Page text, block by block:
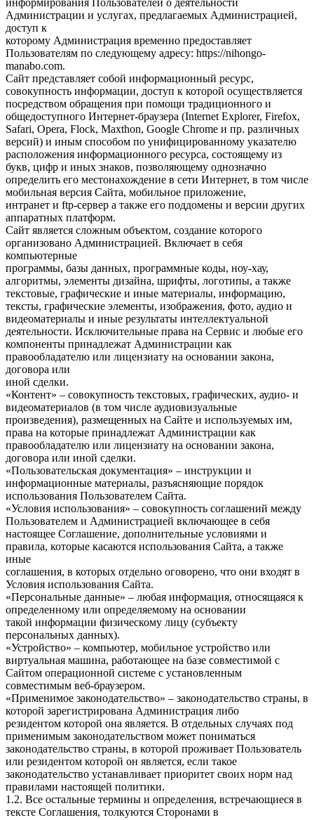
информирования Пользователей о деятельности
Администрации и услугах, предлагаемых Администрацией,
доступ к
которому Администрация временно предоставляет
Пользователям по следующему адресу: https://nihongo-
manabo.com.
Сайт представляет собой информационный ресурс,
совокупность информации, доступ к которой осуществляется
посредством обращения при помощи традиционного и
общедоступного Интернет-браузера (Internet Explorer, Firefox,
Safari, Opera, Flock, Maxthon, Google Chrome и пр. различных
версий) и иным способом по унифицированному указателю
расположения информационного ресурса, состоящему из
букв, цифр и иных знаков, позволяющему однозначно
определить его местонахождение в сети Интернет, в том числе
мобильная версия Сайта, мобильное приложение,
интранет и ftp-сервер а также его поддомены и версии других
аппаратных платформ.
Сайт является сложным объектом, создание которого
организовано Администрацией. Включает в себя
компьютерные
программы, базы данных, программные коды, ноу-хау,
алгоритмы, элементы дизайна, шрифты, логотипы, а также
текстовые, графические и иные материалы, информацию,
тексты, графические элементы, изображения, фото, аудио и
видеоматериалы и иные результаты интеллектуальной
деятельности. Исключительные права на Сервис и любые его
компоненты принадлежат Администрации как
правообладателю или лицензиату на основании закона,
договора или
иной сделки.
«Контент» – совокупность текстовых, графических, аудио- и
видеоматериалов (в том числе аудиовизуальные
произведения), размещенных на Сайте и используемых им,
права на которые принадлежат Администрации как
правообладателю или лицензиату на основании закона,
договора или иной сделки.
«Пользовательская документация» – инструкции и
информационные материалы, разъясняющие порядок
использования Пользователем Сайта.
«Условия использования» – совокупность соглашений между
Пользователем и Администрацией включающее в себя
настоящее Соглашение, дополнительные условиями и
правила, которые касаются использования Сайта, а также
иные
соглашения, в которых отдельно оговорено, что они входят в
Условия использования Сайта.
«Персональные данные» – любая информация, относящаяся к
определенному или определяемому на основании
такой информации физическому лицу (субъекту
персональных данных).
«Устройство» – компьютер, мобильное устройство или
виртуальная машина, работающее на базе совместимой с
Сайтом операционной системе с установленным
совместимым веб-браузером.
«Применимое законодательство» – законодательство страны, в
которой зарегистрирована Администрация либо
резидентом которой она является. В отдельных случаях под
применимым законодательством может пониматься
законодательство страны, в которой проживает Пользователь
или резидентом которой он является, если такое
законодательство устанавливает приоритет своих норм над
правилами настоящей политики.
1.2. Все остальные термины и определения, встречающиеся в
тексте Соглашения, толкуются Сторонами в